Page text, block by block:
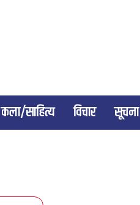
कला/साहित्य विचार सूचना